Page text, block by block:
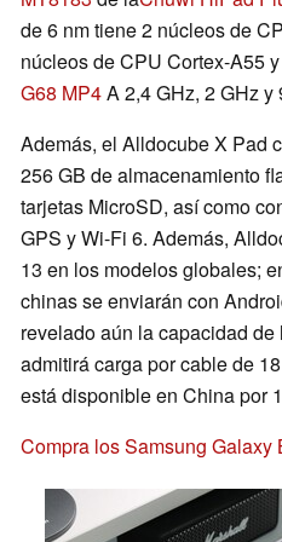
de 6 nm tiene 2 núcleos de
núcleos de CPU Cortex-A55
G68 MP4A 2,4 GHz, 2 GHz
Además, el Alldocube X Pad
256 GB de almacenamiento
tarjetas MicroSD, así como
GPS y Wi-Fi 6. Además,
13 en los modelos globales;
chinas se enviarán con
revelado aún la capacidad
admitirá carga por cable de
está disponible en China por
Compra los Samsung Galaxy